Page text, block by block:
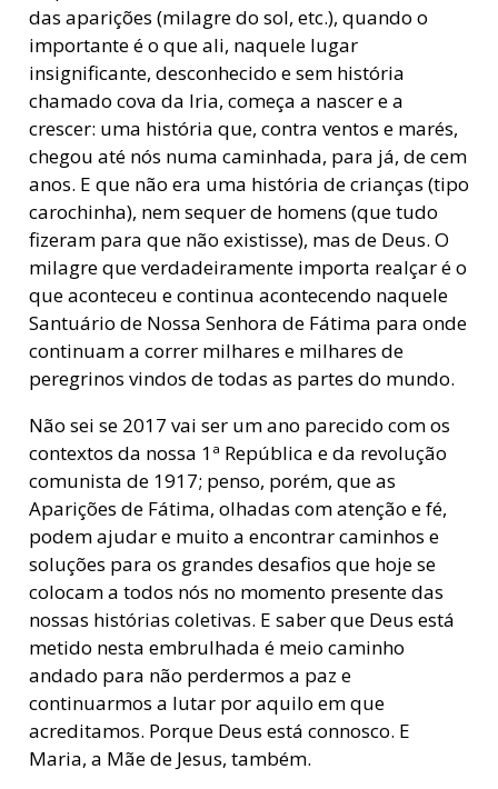
das aparições (milagre do sol, etc.), quando o
importante é o que ali, naquele lugar
insignificante, desconhecido e sem história
chamado cova da Iria, começa a nascer e a
crescer: uma história que, contra ventos e marés,
chegou até nós numa caminhada, para já, de cem
anos. E que não era uma história de crianças (tipo
carochinha), nem sequer de homens (que tudo
fizeram para que não existisse), mas de Deus. O
milagre que verdadeiramente importa realçar é o
que aconteceu e continua acontecendo naquele
Santuário de Nossa Senhora de Fátima para onde
continuam a correr milhares e milhares de
peregrinos vindos de todas as partes do mundo.
Não sei se 2017 vai ser um ano parecido com os
contextos da nossa 1ª República e da revolução
comunista de 1917; penso, porém, que as
Aparições de Fátima, olhadas com atenção e fé,
podem ajudar e muito a encontrar caminhos e
soluções para os grandes desafios que hoje se
colocam a todos nós no momento presente das
nossas histórias coletivas. E saber que Deus está
metido nesta embrulhada é meio caminho
andado para não perdermos a paz e
continuarmos a lutar por aquilo em que
acreditamos. Porque Deus está connosco. E
Maria, a Mãe de Jesus, também.